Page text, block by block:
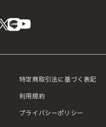
instagram
X LINE
特定商取引法に基づく表記
利用規約
プライバシーポリシー